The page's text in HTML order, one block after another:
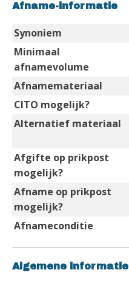
Afname-informatie
Synoniem
Minimaal
afnamevolume
Afnamemateriaal
CITO mogelijk?
Alternatief materiaal
Afgifte op prikpost
mogelijk?
Afname op prikpost
mogelijk?
Afnameconditie
Algemene informatie